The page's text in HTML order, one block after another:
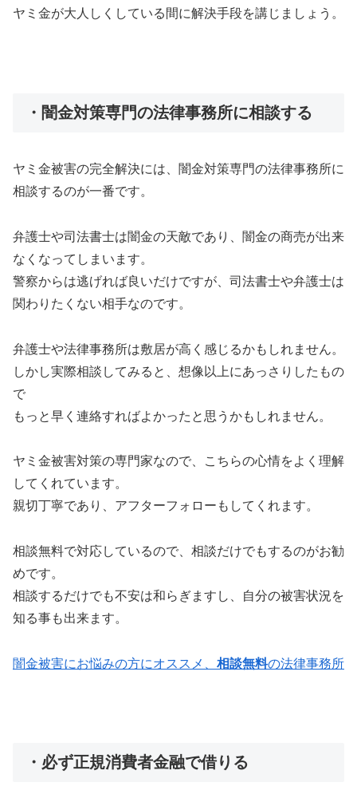
ヤミ金が大人しくしている間に解決手段を講じましょう。
・闇金対策専門の法律事務所に相談する
ヤミ金被害の完全解決には、闇金対策専門の法律事務所に
相談するのが一番です。
弁護士や司法書士は闇金の天敵であり、闇金の商売が出来
なくなってしまいます。
警察からは逃げれば良いだけですが、司法書士や弁護士は
関わりたくない相手なのです。
弁護士や法律事務所は敷居が高く感じるかもしれません。
しかし実際相談してみると、想像以上にあっさりしたもの
で
もっと早く連絡すればよかったと思うかもしれません。
ヤミ金被害対策の専門家なので、こちらの心情をよく理解
してくれています。
親切丁寧であり、アフターフォローもしてくれます。
相談無料で対応しているので、相談だけでもするのがお勧
めです。
相談するだけでも不安は和らぎますし、自分の被害状況を
知る事も出来ます。
闇金被害にお悩みの方にオススメ、 相談無料の法律事務所
・必ず正規消費者金融で借りる